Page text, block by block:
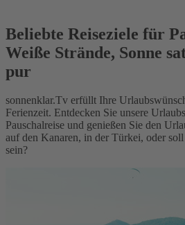
Beliebte Reiseziele für
Weiße Strände, Sonne
pur
sonnenklar.Tv erfüllt Ihre
Ferienzeit. Entdecken Sie unsere
Pauschalreise und genießen Sie den
auf den Kanaren, in der Türkei, oder
sein?